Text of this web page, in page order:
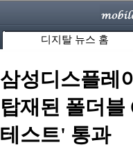
디지탈 뉴스 홈
삼성디스플레
탑재된 폴더블
테스트' 통과